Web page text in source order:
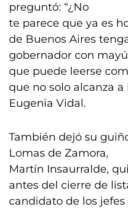
preguntó: “¿No
te parece que ya es
de Buenos Aires
gobernador con
que puede leerse
que no solo alcanza
Eugenia Vidal.
También dejó su
Lomas de Zamora,
Martín Insaurralde,
antes del cierre de
candidato de los